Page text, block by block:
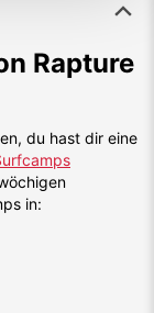
Rapture
du hast dir eine
in: